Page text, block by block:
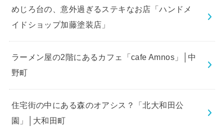
めじろ台の、意外過ぎるステキなお店「ハンドメ
イドショップ加藤塗装店」
ラーメン屋の2階にあるカフェ「cafe Amnos」│中
野町
住宅街の中にある森のオアシス？「北大和田公
園」│大和田町